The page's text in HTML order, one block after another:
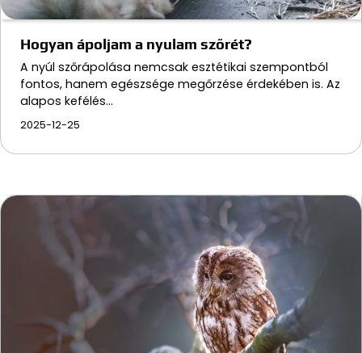
Hogyan ápoljam a nyulam szőrét?
A nyúl szőrápolása nemcsak esztétikai szempontból
fontos, hanem egészsége megőrzése érdekében is. Az
alapos kefélés…
2025-12-25